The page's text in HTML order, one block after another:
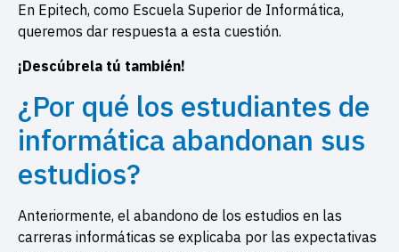
En Epitech, como Escuela Superior de Informática,
queremos dar respuesta a esta cuestión.
¡Descúbrela tú también!
¿Por qué los estudiantes de
informática abandonan sus
estudios?
Anteriormente, el abandono de los estudios en las
carreras informáticas se explicaba por las expectativas